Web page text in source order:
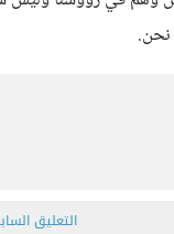
نحن.
التعليق